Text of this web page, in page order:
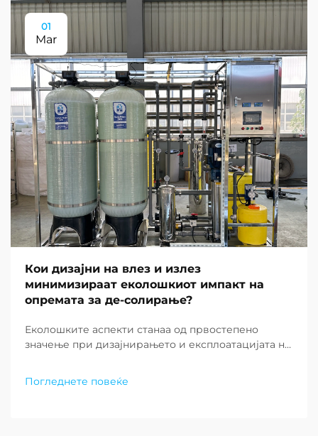
01
Mar
Кои дизајни на влез и излез
минимизираат еколошкиот импакт на
опремата за де-солирање?
Еколошките аспекти станаа од првостепено
значење при дизајнирањето и експлоатацијата на
светот. Како што недостатокот на вода
продолжува да предизвикува заедниците низ
Погледнете повеќе